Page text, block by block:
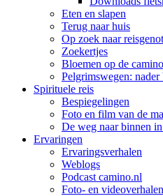
Eten en slapen
Terug naar huis
Op zoek naar
Zoekertjes
Bloemen op de camino
Pelgrimswegen: nader
Spirituele reis
Bespiegelingen
Foto en film van de
De weg naar binnen
Ervaringen
Ervaringsverhalen
Weblogs
Podcast camino.nl
Foto- en videoverhalen